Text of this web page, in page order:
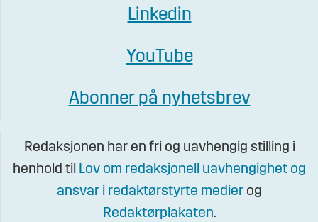
Linkedin
YouTube
Abonner på nyhetsbrev
Redaksjonen har en fri og uavhengig stilling i
henhold til Lov om redaksjonell uavhengighet og
ansvar i redaktørstyrte medier og
Redaktørplakaten.